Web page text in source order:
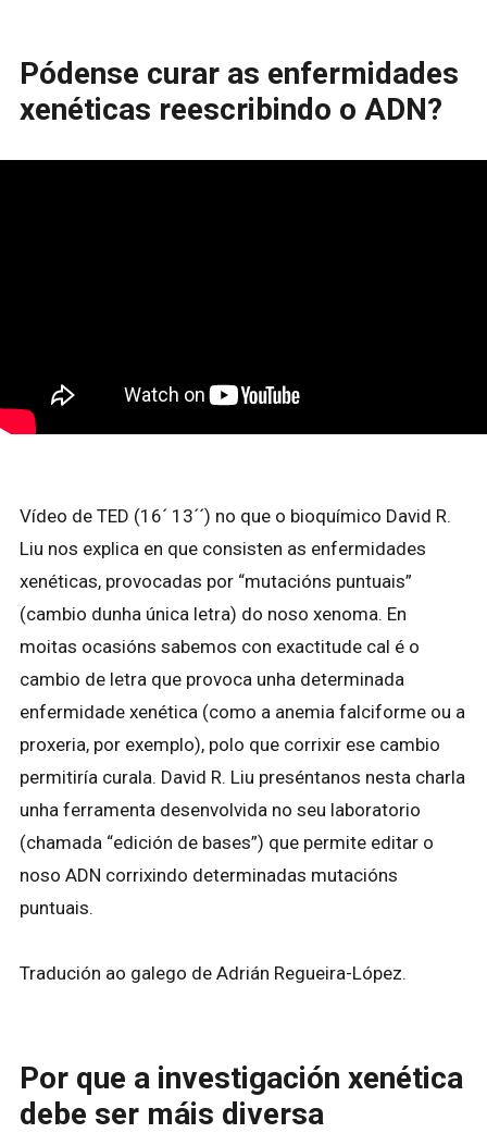
Pódense curar as enfermidades
xenéticas reescribindo o ADN?
Vídeo de TED (16´ 13´´) no que o bioquímico David R.
Liu nos explica en que consisten as enfermidades
xenéticas, provocadas por “mutacións puntuais”
(cambio dunha única letra) do noso xenoma. En
moitas ocasións sabemos con exactitude cal é o
cambio de letra que provoca unha determinada
enfermidade xenética (como a anemia falciforme ou a
proxeria, por exemplo), polo que corrixir ese cambio
permitiría curala. David R. Liu preséntanos nesta charla
unha ferramenta desenvolvida no seu laboratorio
(chamada “edición de bases”) que permite editar o
noso ADN corrixindo determinadas mutacións
puntuais.
Tradución ao galego de Adrián Regueira-López.
Por que a investigación xenética
debe ser máis diversa